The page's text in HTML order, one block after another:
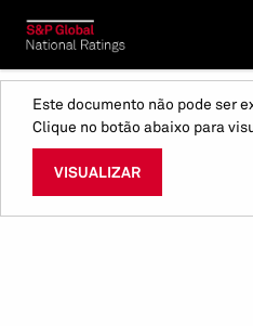
Este documento não pode ser
Clique no botão abaixo para
VISUALIZAR